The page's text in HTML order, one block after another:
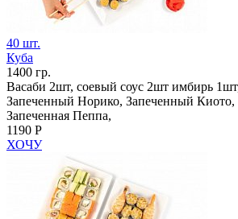
40 шт.
Куба
1400 гр.
Васаби 2шт, соевый соус 2шт имбирь
Запеченный Норико, Запеченный Киото,
Запеченная Пеппа,
1190 Р
ХОЧУ